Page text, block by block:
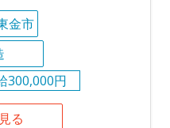
金市
300,000円
る